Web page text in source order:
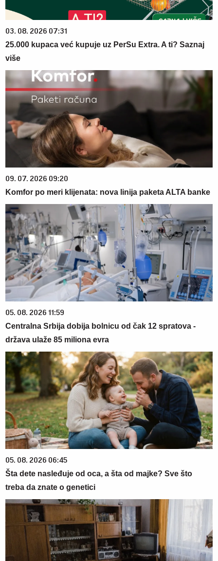
03. 08. 2026 07:31
25.000 kupaca već kupuje uz PerSu Extra. A ti? Saznaj
više
09. 07. 2026 09:20
Komfor po meri klijenata: nova linija paketa ALTA banke
05. 08. 2026 11:59
Centralna Srbija dobija bolnicu od čak 12 spratova -
država ulaže 85 miliona evra
05. 08. 2026 06:45
Šta dete nasleđuje od oca, a šta od majke? Sve što
treba da znate o genetici